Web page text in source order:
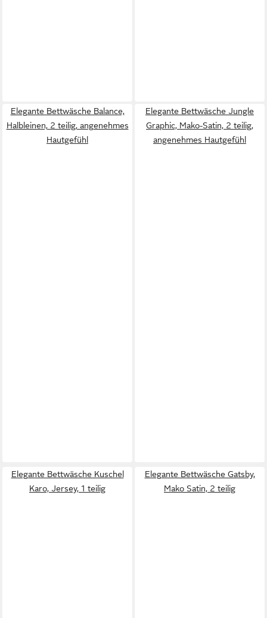
Elegante Bettwäsche Balance,
Halbleinen, 2 teilig, angenehmes
Hautgefühl
Elegante Bettwäsche Jungle
Graphic, Mako-Satin, 2 teilig,
angenehmes Hautgefühl
Elegante Bettwäsche Kuschel
Karo, Jersey, 1 teilig
Elegante Bettwäsche Gatsby,
Mako Satin, 2 teilig